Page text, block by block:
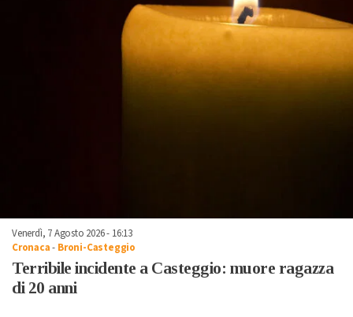
Venerdì, 7 Agosto 2026 - 16:13
Cronaca- Broni-Casteggio
Terribile incidente a Casteggio: muore ragazza
di 20 anni